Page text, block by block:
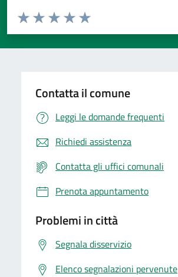
Valuta da 1 a 5 stelle la pagina
Valuta 5 stelle su 5
Valuta 4 stelle su 5
Valuta 3 stelle su 5
Valuta 2 stelle su 5
Valuta 1 stelle su 5
Contatta il comune
Leggi le domande frequenti
Richiedi assistenza
Contatta gli uffici comunali
Prenota appuntamento
Problemi in città
Segnala disservizio
Elenco segnalazioni pervenute